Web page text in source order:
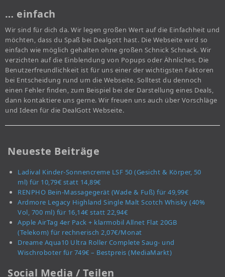
… einfach
Wir sind für dich da. Wir legen großen Wert auf die Einfachheit und
möchten, dass du Spaß bei Dealgott hast. Die Webseite wird so
einfach wie möglich gehalten ohne großen Schnick Schnack. Wir
verzichten auf die Einblendung von Popups oder Ähnliches. Die
Benutzerfreundlichkeit ist für uns einer der wichtigsten Faktoren
bei Entscheidung rund um die Webseite. Solltest du dennoch
einen Fehler finden, zum Beispiel bei der Darstellung eines Deals,
dann kontaktiere uns gerne. Wir freuen uns auch über Vorschläge
und Ideen für die DealGott Webseite.
Neueste Beiträge
Ladival Kinder-Sonnencreme LSF 50 (Gesicht & Körper, 50
ml) für 10,79€ statt 14,89€
RENPHO Bein-Massagegerät (Wade & Fuß) für 49,99€
Ardmore Legacy Highland Single Malt Scotch Whisky (40%
Vol, 700 ml) für 16,14€ statt 22,94€
Apple AirTag 4er Pack + klarmobil Allnet Flat 20GB
(Telekom) für rechnerisch 2,07€/Monat
Dreame Aqua10 Ultra Roller Complete Saug- und
Wischroboter für 749€ – Bestpreis (MediaMarkt)
Social Media / Teilen